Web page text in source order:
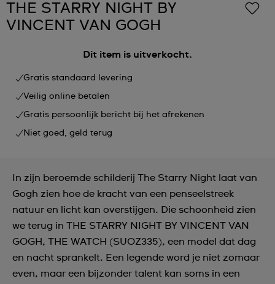
THE STARRY NIGHT BY
VINCENT VAN GOGH
Dit item is uitverkocht.
Gratis standaard levering
Veilig online betalen
Gratis persoonlijk bericht bij het afrekenen
Niet goed, geld terug
In zijn beroemde schilderij The Starry Night laat van
Gogh zien hoe de kracht van een penseelstreek
natuur en licht kan overstijgen. Die schoonheid zien
we terug in THE STARRY NIGHT BY VINCENT VAN
GOGH, THE WATCH (SUOZ335), een model dat dag
en nacht sprankelt. Een legende word je niet zomaar
even, maar een bijzonder talent kan soms in een